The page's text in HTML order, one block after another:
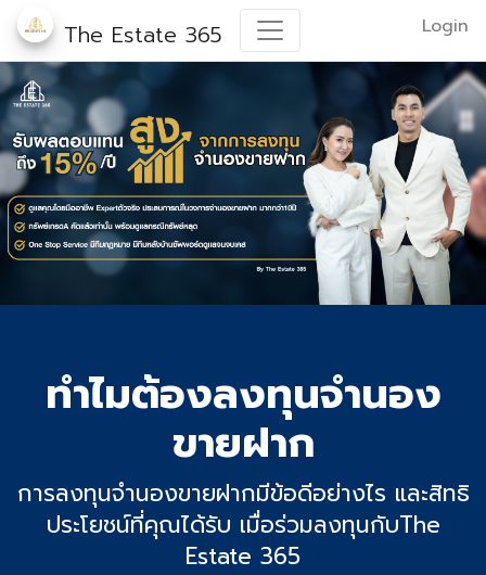
The Estate 365 Login
ทำไมต้องลงทุนจำนอง
ขายฝาก
การลงทุนจำนองขายฝากมีข้อดีอย่างไร และสิทธิ
ประโยชน์ที่คุณได้รับ เมื่อร่วมลงทุนกับThe
Estate 365